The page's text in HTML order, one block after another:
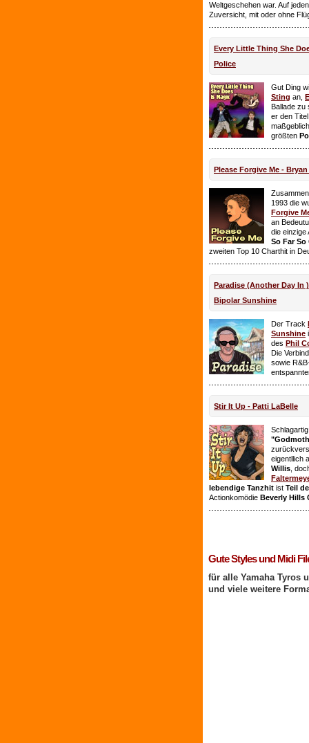
Weltgeschehen war. Auf
Zuversicht, mit oder ohne
Every Little Thing She
Police
Gut Ding
Sting an,
Ballade zu
er den
größten
Please Forgive Me -
1993 die
Forgive
an
die einzige
So Far So
zweiten Top 10 Charthit in
Paradise (Another Day In
Bipolar Sunshine
Der Track
Sunshine
des Phil
Die
sowie
Stir It Up - Patti LaBelle
eigentllich
Willis ,
lebendige Tanzhit ist Teil
Actionkomödie Beverly Hills
Gute Styles und Midi
für alle Yamaha Tyros
und viele weitere